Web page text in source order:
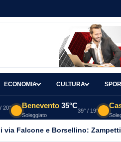
ECONOMIA CULTURA
20° Benevento 35°C
Soleggiato
39° / 19°
via Falcone e Borsellino: